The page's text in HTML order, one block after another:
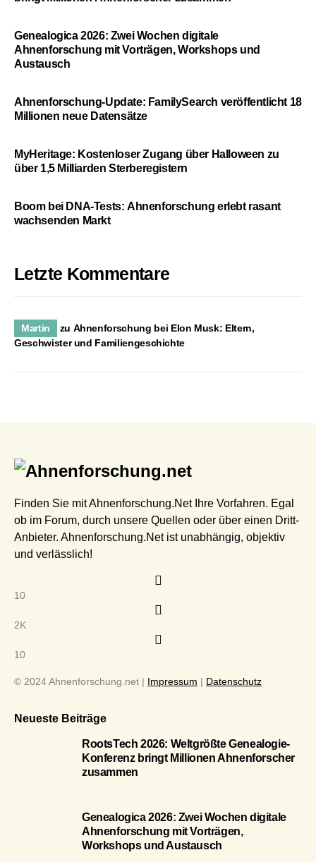
Genealogica 2026: Zwei Wochen digitale
Ahnenforschung mit Vorträgen, Workshops und
Austausch
Ahnenforschung-Update: FamilySearch veröffentlicht 18
Millionen neue Datensätze
MyHeritage: Kostenloser Zugang über Halloween zu
über 1,5 Milliarden Sterberegistern
Boom bei DNA-Tests: Ahnenforschung erlebt rasant
wachsenden Markt
Letzte Kommentare
Martin zu Ahnenforschung bei Elon Musk: Eltern,
Geschwister und Familiengeschichte
Finden Sie mit Ahnenforschung.Net Ihre Vorfahren. Egal
ob im Forum, durch unsere Quellen oder über einen Dritt-
Anbieter. Ahnenforschung.Net ist unabhängig, objektiv
und verlässlich!
10
2K
10
© 2024 Ahnenforschung.net | Impressum | Datenschutz
Neueste Beiträge
RootsTech 2026: Weltgrößte Genealogie-
Konferenz bringt Millionen Ahnenforscher
zusammen
Genealogica 2026: Zwei Wochen digitale
Ahnenforschung mit Vorträgen,
Workshops und Austausch